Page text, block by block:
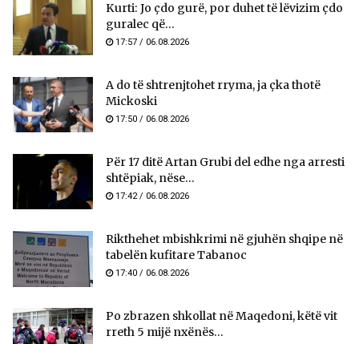
Kurti: Jo çdo gurë, por duhet të lëvizim çdo
guralec që...
17:57 / 06.08.2026
A do të shtrenjtohet rryma, ja çka thotë
Mickoski
17:50 / 06.08.2026
Për 17 ditë Artan Grubi del edhe nga arresti
shtëpiak, nëse...
17:42 / 06.08.2026
Rikthehet mbishkrimi në gjuhën shqipe në
tabelën kufitare Tabanoc
17:40 / 06.08.2026
Po zbrazen shkollat në Maqedoni, këtë vit
rreth 5 mijë nxënës...